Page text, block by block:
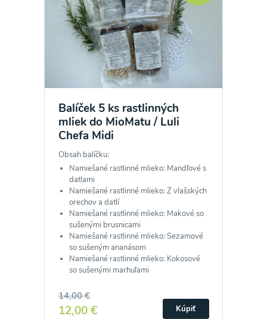
Balíček 5 ks rastlinných
mliek do MioMatu / Luli
Chefa Midi
Obsah balíčku:
Namiešané rastlinné mlieko: Mandľové s
datlami
Namiešané rastlinné mlieko: Z vlašských
orechov a datlí
Namiešané rastlinné mlieko: Makové so
sušenými brusnicami
Namiešané rastlinné mlieko: Sezamové
so sušeným ananásom
Namiešané rastlinné mlieko: Kokosové
so sušenými marhuľami
14,00 €
12,00 € Kúpiť